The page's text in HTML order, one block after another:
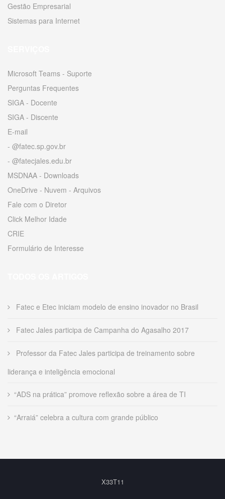
Gestão Empresarial
Sistemas para Internet
Microsoft Teams - Suporte
Perguntas Frequentes
SIGA - Docente
SIGA - Discente
E-mail
- @fatec.sp.gov.br
- @fatecjales.edu.br
MSDNAA - Downloads
OneDrive - Nuvem - Arquivos
Fale com o Diretor
Click Melhor Idade
CRIE
Formulário de Interesse
Fatec e Etec iniciam modelo de ensino inovador no Brasil
Fatec Jales participa de Campanha do Agasalho 2017
Professor da Fatec Jales participa de treinamento sobre
liderança e inteligência emocional
“ADS na prática” promove reflexão sobre a área de TI
“Arraiá” celebra a cultura com grande público
X33T11